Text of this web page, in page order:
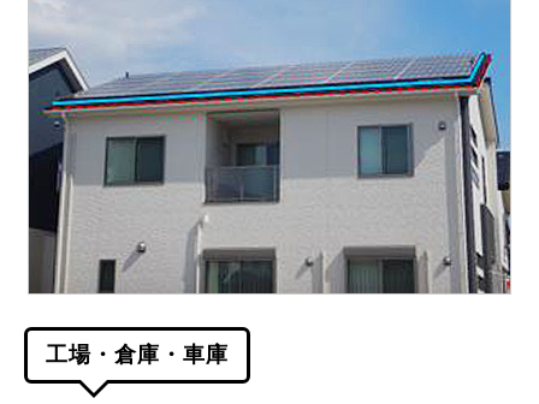
工場・倉庫・車庫